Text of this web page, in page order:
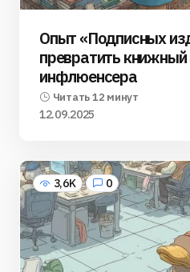
Опыт «Подписных
превратить книжный
инфлюенсера
Читать 12 минут
12.09.2025
3,6K 0